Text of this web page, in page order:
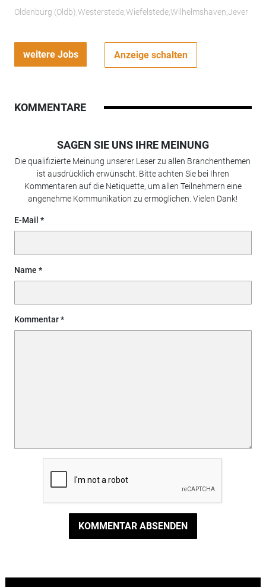
Oldenburg (Oldb);Westerstede;Wiefelstede;Wilhelmshaven;Jever
weitere Jobs Anzeige schalten
KOMMENTARE
SAGEN SIE UNS IHRE MEINUNG
Die qualifizierte Meinung unserer Leser zu allen Branchenthemen
ist ausdrücklich erwünscht. Bitte achten Sie bei Ihren
Kommentaren auf die Netiquette, um allen Teilnehmern eine
angenehme Kommunikation zu ermöglichen. Vielen Dank!
E-Mail
Name
Kommentar
KOMMENTAR ABSENDEN